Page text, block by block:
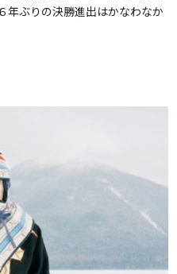
年ぶりの決勝進出はかなわなか